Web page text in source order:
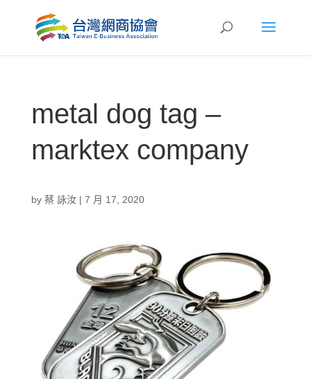
metal dog tag –
marktex company
by 蔡 詠汝| 7 月 17, 2020